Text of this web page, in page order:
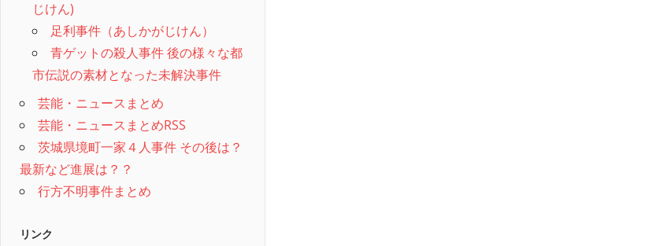
じけん)
足利事件（あしかがじけん）
青ゲットの殺人事件 後の様々な都
市伝説の素材となった未解決事件
芸能・ニュースまとめ
芸能・ニュースまとめRSS
茨城県境町一家４人事件 その後は？
最新など進展は？？
行方不明事件まとめ
リンク